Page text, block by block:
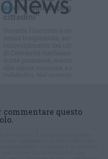
commentare questo